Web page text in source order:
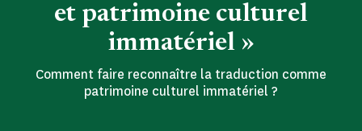
et patrimoine culturel
immatériel »
Comment faire reconnaître la traduction comme
patrimoine culturel immatériel ?